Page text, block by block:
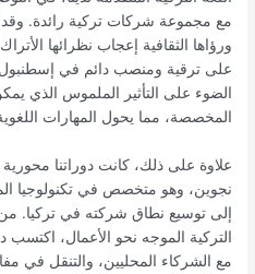
مع مجموعة شركات تركية رائدة. وقد
ورؤاها الثقافية إعجاب نظرائها
على ترقية ومنصب دائم في
الضوء على التأثير الملموس الذي
المخصصة، مما يحول المهارات
علاوة على ذلك، كانت دوراتنا محورية
نجوين، وهو متخصص في تكنولوجيا
إلى توسيع نطاق شركته في تركيا. من
التركية الموجه نحو الأعمال، اكتسب
مع الشركاء المحليين، والتنقل في